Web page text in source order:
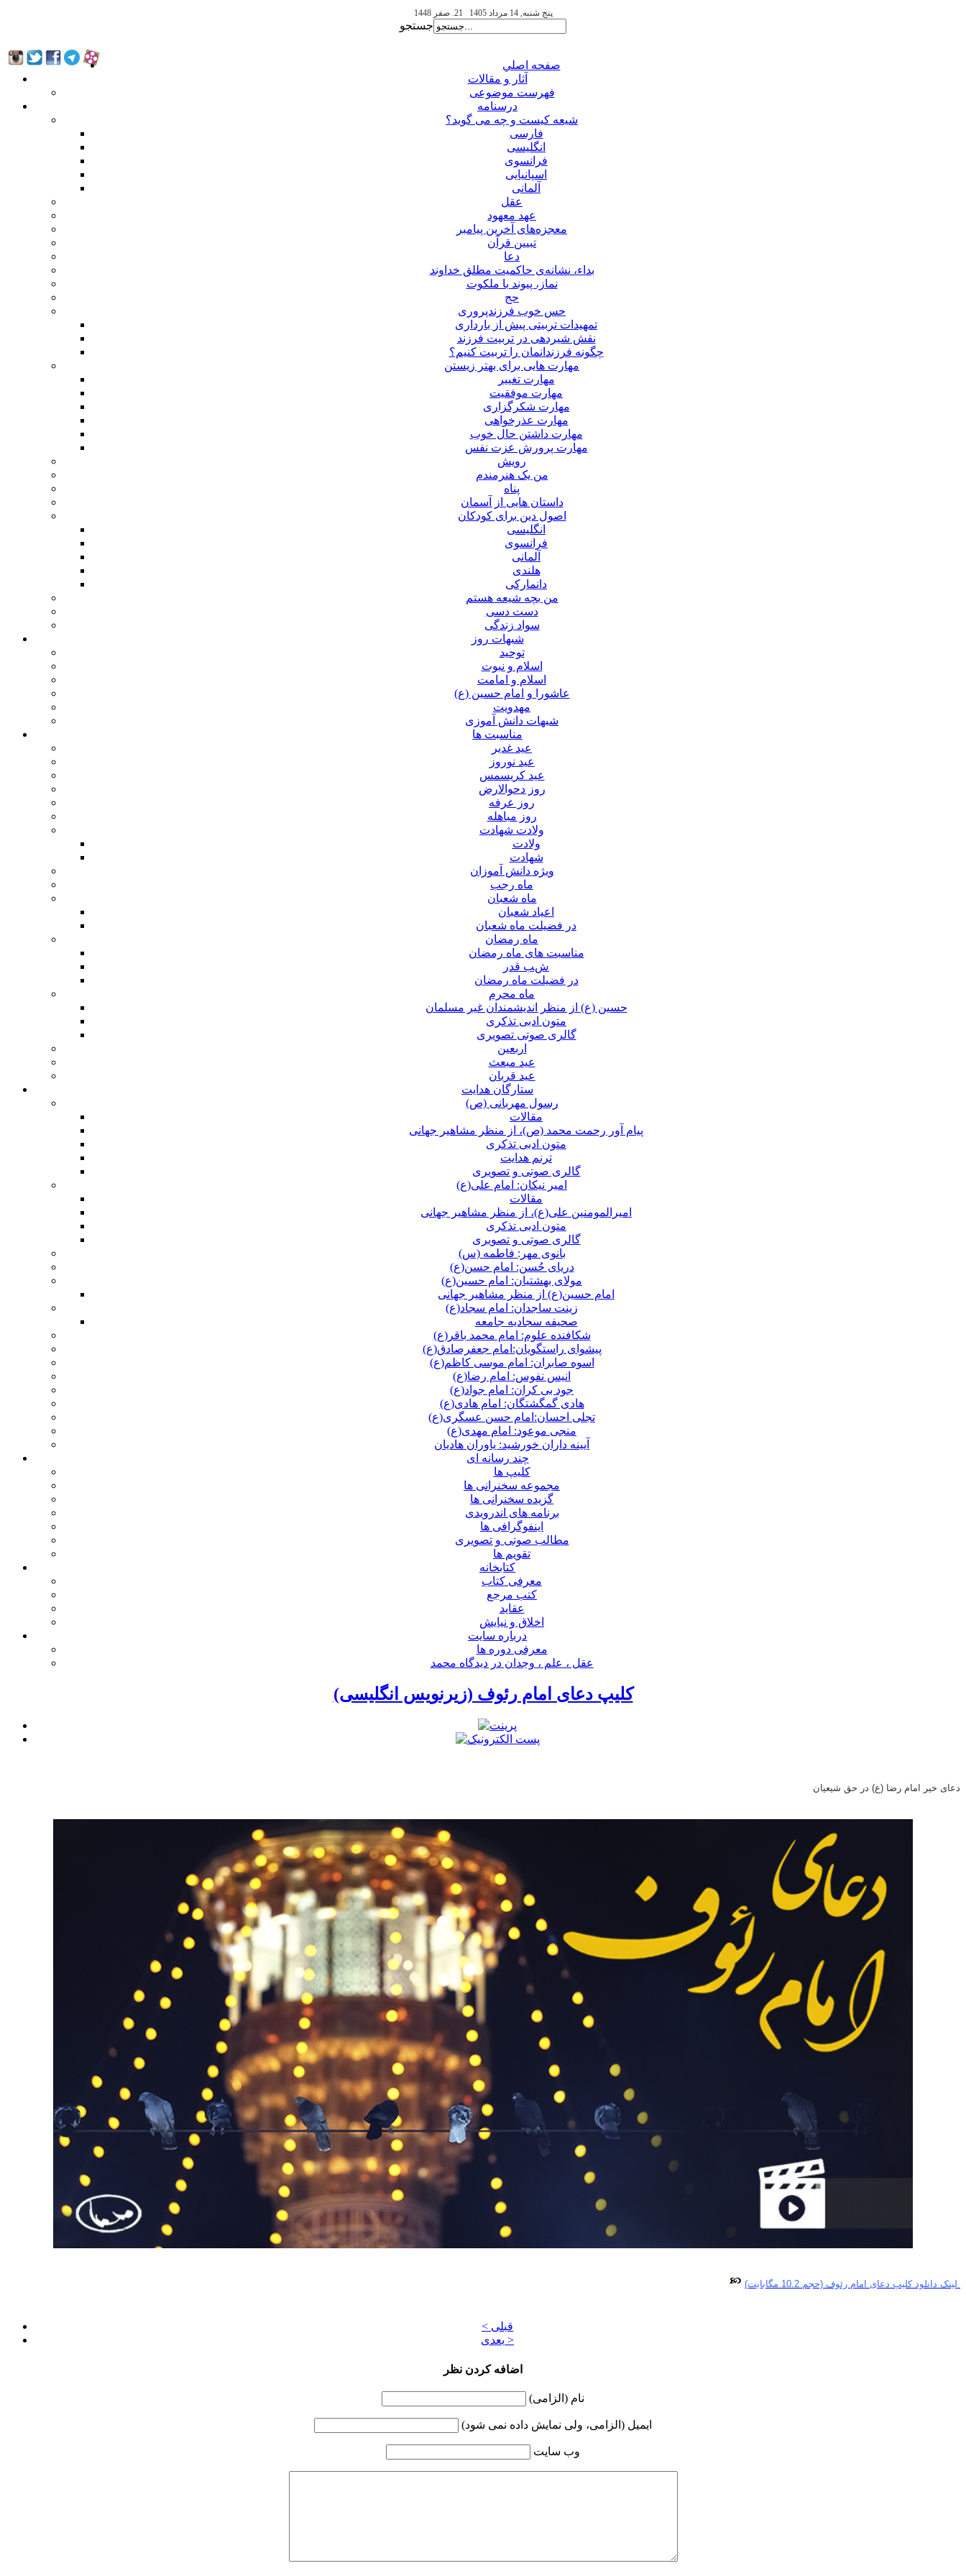
پنج شنبه, 14 مرداد 1405
جستجو
صفحه اصلي
آثار و مقالات
فهرست موضوعی
درسنامه
شیعه کیست و چه می گوید؟
فارسی
انگلیسی
فرانسوی
اسپانیایی
آلمانی
عقل
عهد معهود
معجزه‌های آخرین پیامبر
تبيين قرآن
دعا
بداء، نشانه‌ی حاکمیت مطلق خداوند
نماز، پیوند با ملکوت
حج
حس خوب فرزندپروری
تمهیدات تربیتی پیش از بارداری
نقش شیردهی در تربیت فرزند
چگونه فرزندانمان را تربیت کنیم؟
مهارت هایی برای بهتر زیستن
مهارت تغییر
مهارت موفقیت
مهارت شکرگزاری
مهارت عذرخواهی
مهارت داشتن حال خوب
مهارت پرورش عزت نفس
رویش
من یک هنرمندم
پناه
داستان هایی از آسمان
اصول دین برای کودکان
انگلیسی
فرانسوی
آلمانی
هلندی
دانمارکی
من بچه شیعه هستم
دست دسی
سواد زندگی
شبهات روز
توحید
اسلام و نبوت
اسلام و امامت
عاشورا و امام حسین (ع)
مهدویت
شبهات دانش آموزی
مناسبت ها
عید غدير
عید نوروز
عید کریسمس
روز دحوالارض
روز عرفه
روز مباهله
ولادت شهادت
ولادت
شهادت
ویژه دانش آموزان
ماه رجب
ماه شعبان
اعیاد شعبان
در فضیلت ماه شعبان
ماه رمضان
مناسبت های ماه رمضان
شب قدر
در فضیلت ماه رمضان
ماه محرم
حسین (ع) از منظر اندیشمندان غیر مسلمان
متون ادبی تذکری
گالری صوتی تصویری
اربعین
عید مبعث
عید قربان
ستارگان هدایت
رسول مهربانی (ص)
مقالات
پیام آور رحمت محمد (ص)، از منظر مشاهیر جهانی
متون ادبی تذکری
ترنم هدایت
گالری صوتی و تصویری
امیر نیکان: امام علی(ع)
مقالات
امیرالمومنین علی(ع)، از منظر مشاهیر جهانی
متون ادبی تذکری
گالری صوتی و تصویری
بانوی مهر: فاطمه (س)
دریای حُسن: امام حسن(ع)
مولای بهشتیان: امام حسین(ع)
امام حسین(ع) از منظر مشاهیر جهانی
زینت ساجدان: امام سجاد(ع)
صحیفه سجادیه جامعه
شکافنده علوم: امام محمد باقر(ع)
پیشوای راستگویان:امام جعفرصادق(ع)
اسوه صابران: امام موسی کاظم(ع)
انیس نفوس: امام رضا(ع)
جود بی کران: امام جواد(ع)
هادی گمگشتگان: امام هادی(ع)
تجلی احسان:امام حسن عسگری(ع)
منجی موعود: امام مهدی(ع)
آیینه داران خورشید: یاوران هادیان
چند رسانه ای
کلیپ ها
مجموعه سخنرانی ها
گزیده سخنرانی ها
برنامه های اندرویدی
اینفوگرافی ها
مطالب صوتی و تصویری
تقویم ها
كتابخانه
معرفی کتاب
کتب مرجع
عقاید
اخلاق و نیایش
درباره سايت
معرفی دوره ها
عقل ، علم ، وجدان در ديدگاه محمد
کلیپ دعای امام رئوف (زیرنویس انگلیسی)
دعای خیر امام رضا (ع) در حق شیعیان
< قبلی
بعدی >
اضافه کردن نظر
نام (الزامی)
ایمیل (الزامی، ولی نمایش داده نمی شود)
وب سایت